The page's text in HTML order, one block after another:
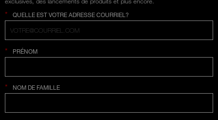
* QUELLE EST VOTRE ADRESSE COURRIEL?
* PRÉNOM
* NOM DE FAMILLE